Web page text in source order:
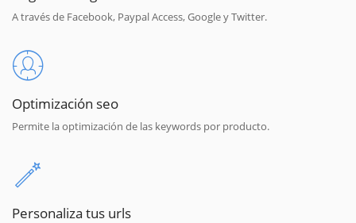
A través de Facebook, Paypal Access, Google y Twitter.
Optimización seo
Permite la optimización de las keywords por producto.
Personaliza tus urls